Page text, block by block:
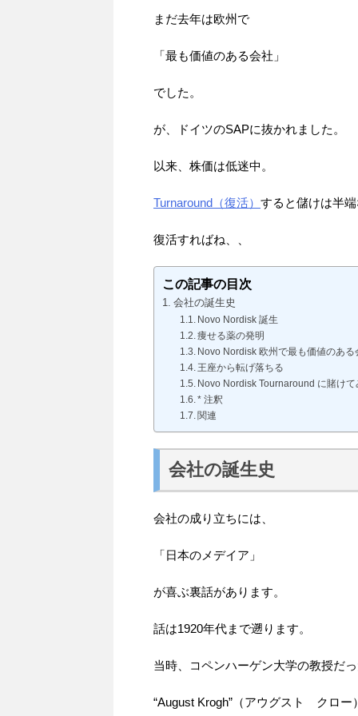
まだ去年は欧州で
「最も価値のある会社」
でした。
が、ドイツのSAPに抜かれました。
以来、株価は低迷中。
Turnaround（復活） すると儲けは半端
復活すればね、、
この記事の目次
会社の誕生史
Novo Nordisk 誕生
痩せる薬の発明
Novo Nordisk 欧州で最も価値のある
王座から転げ落ちる
Novo Nordisk Tournaround に賭けて
* 注釈
関連
会社の誕生史
会社の成り立ちには、
「日本のメデイア」
が喜ぶ裏話があります。
話は1920年代まで遡ります。
当時、コペンハーゲン大学の教授だっ
“August Krogh”（アウグスト クロー）